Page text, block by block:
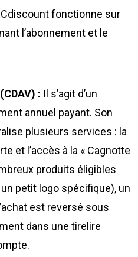
fonctionne sur
l’abonnement et le
: Il s’agit d’un
annuel payant. Son
plusieurs services : la
et l’accès à la « Cagnotte
produits éligibles
petit logo spécifique), un
est reversé sous
dans une tirelire